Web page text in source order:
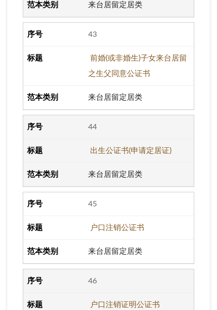
来台居留定居类
43
前婚(或非婚生)子女来台居留
之生父同意公证书
来台居留定居类
44
出生公证书(申请定居证)
来台居留定居类
45
户口注销公证书
来台居留定居类
46
户口注销证明公证书